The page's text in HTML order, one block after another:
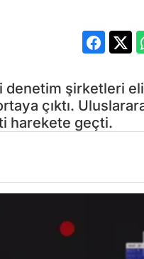
denetim şirketleri
çıktı.
harekete geçti.